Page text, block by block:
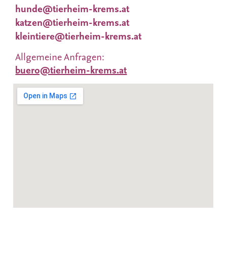
hunde@tierheim-krems.at
katzen@tierheim-krems.at
kleintiere@tierheim-krems.at
Allgemeine Anfragen:
buero@tierheim-krems.at